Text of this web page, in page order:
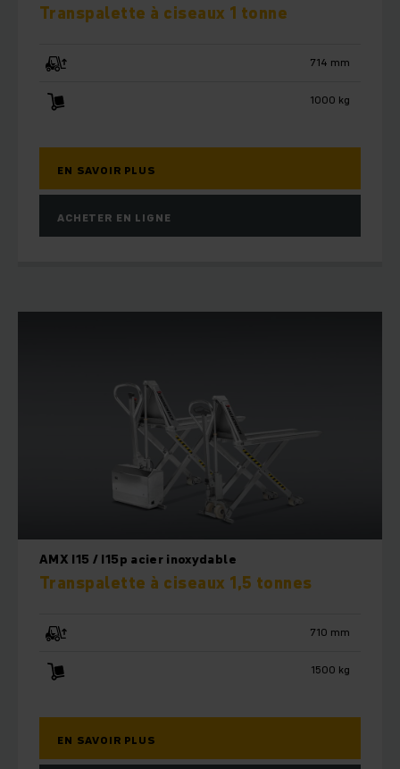
Transpalette à ciseaux 1 tonne
714 mm
1000 kg
EN SAVOIR PLUS
ACHETER EN LIGNE
AMX I15 / I15p acier inoxydable
Transpalette à ciseaux 1,5 tonnes
710 mm
1500 kg
EN SAVOIR PLUS